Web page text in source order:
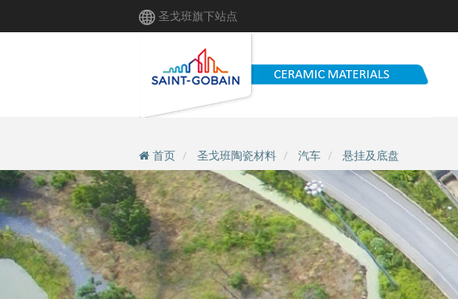
圣戈班旗下站点
首页 圣戈班陶瓷材料 汽车 悬挂及底盘